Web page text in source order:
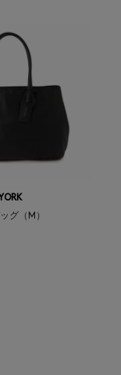
グ（M）